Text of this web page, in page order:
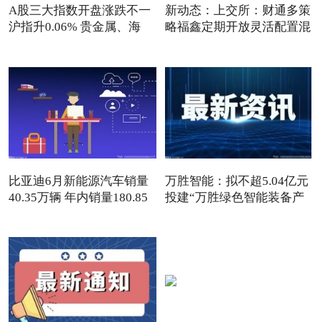
A股三大指数开盘涨跌不一
沪指升0.06% 贵金属、海
新动态：上交所：财通多策
略福鑫定期开放灵活配置混
比亚迪6月新能源汽车销量
40.35万辆 年内销量180.85
万胜智能：拟不超5.04亿元
投建“万胜绿色智能装备产